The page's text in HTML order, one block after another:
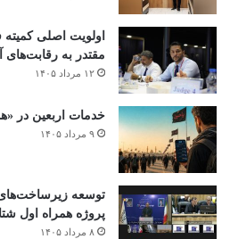
اولویت اصلی کمیته
مقتدر به رقابت‌های
۱۲ مرداد ۱۴۰۵
خدمات اربعین در
۹ مرداد ۱۴۰۵
پروژه همراه اول
۸ مرداد ۱۴۰۵